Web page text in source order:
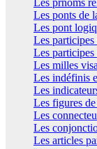
Les ponts de
Les pont
Les
Les participes
Les milles
Les indéfinis
Les
Les figures
Les
Les
Les articles